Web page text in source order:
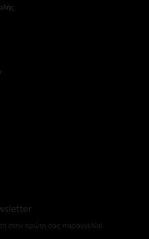
στην πρώτη σας παραγγελία!